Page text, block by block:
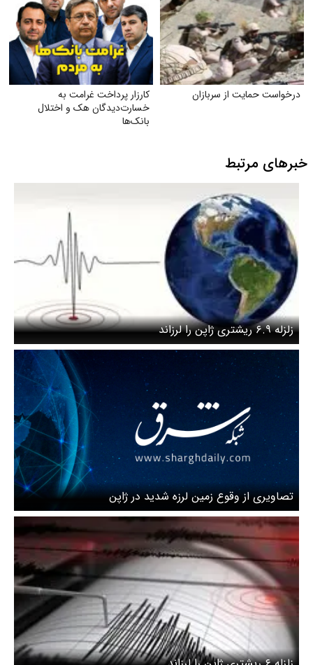
درخواست حمایت از سربازان
کارزار پرداخت غرامت به
خسارت‌دیدگان هک و اختلال
بانک‌ها
خبرهای مرتبط
زلزله ۶.۹ ریشتری ژاپن را لرزاند
تصاویری از وقوع زمین لرزه شدید در ژاپن